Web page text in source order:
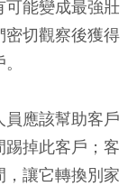
可能變成最強壯
密切觀察後獲得
應該幫助客戶
掉此客戶；客
，讓它轉換別家